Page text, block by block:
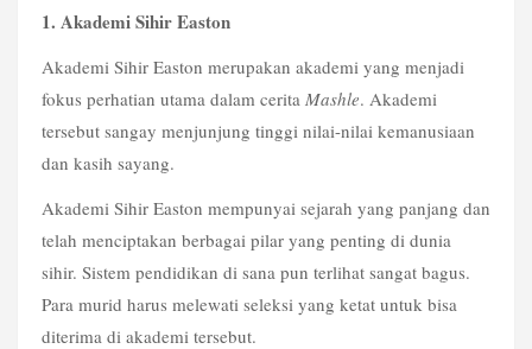
1. Akademi Sihir Easton
Akademi Sihir Easton merupakan akademi yang menjadi
fokus perhatian utama dalam cerita Mashle. Akademi
tersebut sangay menjunjung tinggi nilai-nilai kemanusiaan
dan kasih sayang.
Akademi Sihir Easton mempunyai sejarah yang panjang dan
telah menciptakan berbagai pilar yang penting di dunia
sihir. Sistem pendidikan di sana pun terlihat sangat bagus.
Para murid harus melewati seleksi yang ketat untuk bisa
diterima di akademi tersebut.